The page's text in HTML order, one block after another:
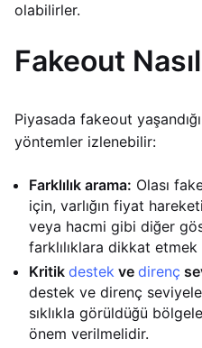
olabilirler.
Fakeout
Piyasada fakeout
yöntemler izlenebilir:
Farklılık arama: Olası
için, varlığın fiyat
veya hacmi gibi diğer
farklılıklara dikkat etmek
Kritik destek ve direnç
destek ve direnç
sıklıkla görüldüğü
önem verilmelidir.